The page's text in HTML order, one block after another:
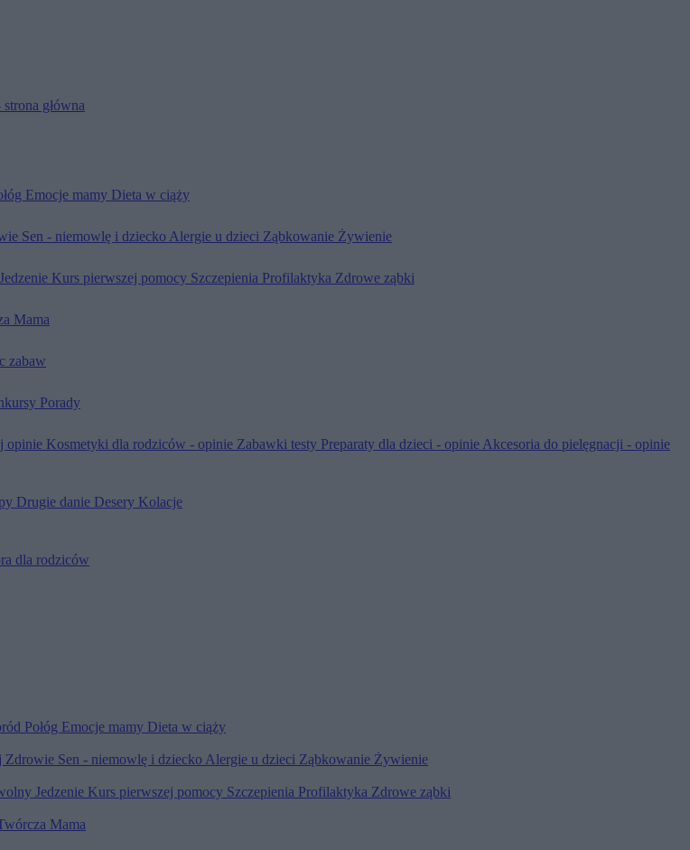
główna
Emocje mamy Dieta w ciąży
Sen - niemowlę i dziecko Alergie u dzieci Ząbkowanie Żywienie
Jedzenie Kurs pierwszej pomocy Szczepienia Profilaktyka Zdrowe ząbki
Mama
zabaw
Porady
opinie Kosmetyki dla rodziców - opinie Zabawki testy Preparaty dla dzieci - opinie Akcesoria do pielęgnacji - opinie
Drugie danie Desery Kolacje
dla rodziców
Połóg Emocje mamy Dieta w ciąży
Zdrowie Sen - niemowlę i dziecko Alergie u dzieci Ząbkowanie Żywienie
Jedzenie Kurs pierwszej pomocy Szczepienia Profilaktyka Zdrowe ząbki
Mama